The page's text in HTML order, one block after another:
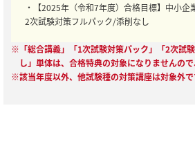
・【2025年（令和7年度）合格目標】中小企
2次試験対策フルパック/添削なし
※「総合講義」「1次試験対策パック」「2次試
し」単体は、合格特典の対象になりませんので
※該当年度以外、他試験種の対策講座は対象外で